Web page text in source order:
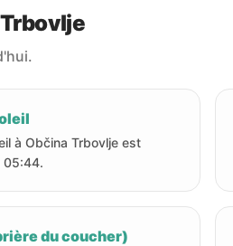
à Občina Trbovlje est
05:44.
du coucher)